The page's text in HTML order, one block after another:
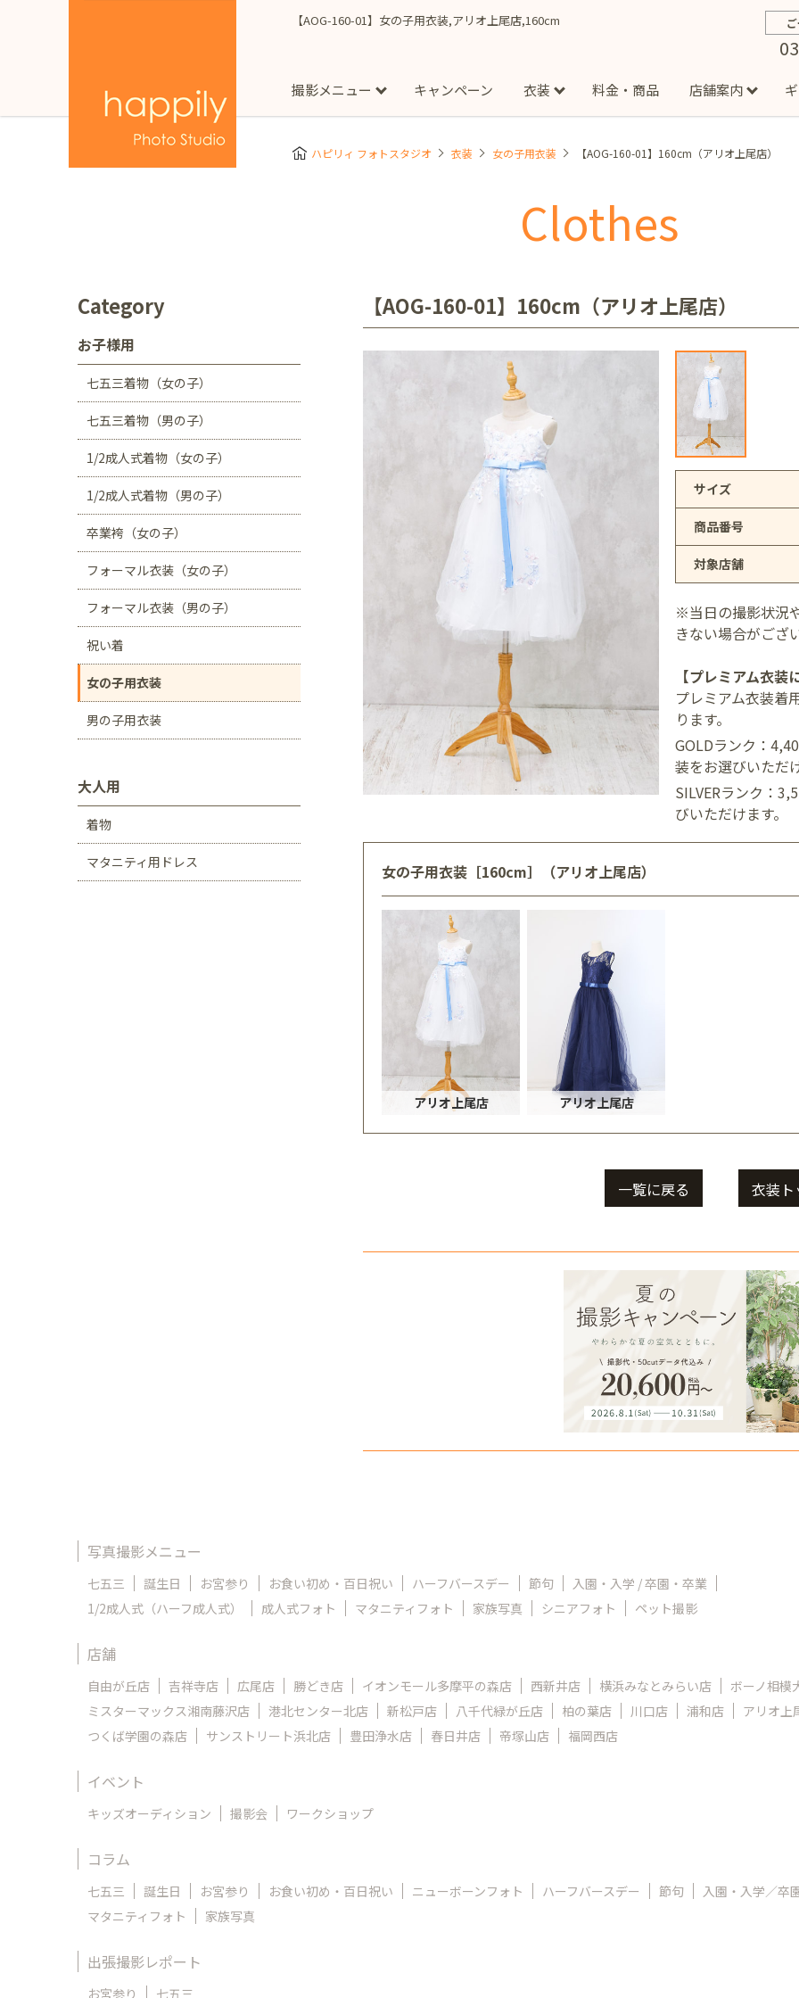
【AOG-160-01】女の子用衣装,アリオ上尾店,160cm
撮影メニュー
スタジオ撮影
成人式フォト マタニティフォト
お宮参り 入園・入学／卒園・卒業 ファミリーフォト
キャンペーン 衣装
Clothes
七五三着物(男の子) 1/2成人式着物(女の子)
フォーマル衣装(男の子) 祝い着
マタニティ用ドレス
料金・商品 店舗案内
Store
吉祥寺店 イオンモール多摩平の森店
八千代緑が丘店 柏の葉店
つくば学園の森店
静岡県
帝塚山店
福岡県
More ハピリィ フォトスタジオ 衣装 女の子用衣装 【AOG-160-01】160cm（アリオ上尾店）
Clothes
【AOG-160-01】160cm（アリオ上尾店）
サイズ
商品番号
対象店舗
※当日の撮影状況
きない場合がござ
【プレミアム衣装
プレミアム衣装着
ります。
GOLDランク：
装をお選びいただ
SILVERランク：
びいただけます。
女の子用衣装［160cm］（アリオ上尾店）
アリオ上尾店 アリオ上尾店
一覧に戻る 衣装ト
Category
お子様用
七五三着物（女の子）
七五三着物（男の子）
1/2成人式着物（女の子）
1/2成人式着物（男の子）
卒業袴（女の子）
フォーマル衣装（女の子）
フォーマル衣装（男の子）
祝い着
女の子用衣装
男の子用衣装
大人用
着物
マタニティ用ドレス
写真撮影メニュー
七五三 誕生日 お宮参り お食い初め・百日祝い ハーフバースデー 節句
入園・入学 / 卒園・卒業
1/2成人式（ハーフ成人式）
成人式フォト マタニティフォト 家族写真 シニアフォト ペット撮影
店舗
自由が丘店 吉祥寺店 広尾店 勝どき店 イオンモール多摩平の森店 西新井店 横浜みなとみらい店
ボーノ相模
ミスターマックス湘南藤沢店
港北センター北店 新松戸店 八千代緑が丘店 柏の葉店 川口店 浦和店
アリオ上
つくば学園の森店
サンストリート浜北店 豊田浄水店 春日井店 帝塚山店 福岡西店
イベント
キッズオーディション 撮影会 ワークショップ
コラム
七五三 誕生日 お宮参り お食い初め・百日祝い ニューボーンフォト ハーフバースデー 節句
入園・入学／卒
マタニティフォト
家族写真
出張撮影レポート
お宮参り 七五三